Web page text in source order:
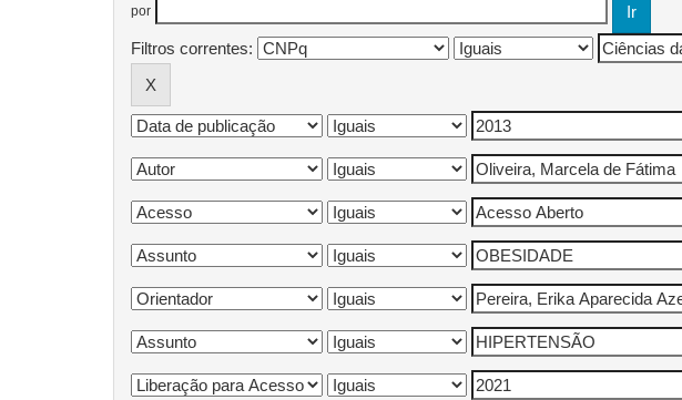
por
Filtros correntes: